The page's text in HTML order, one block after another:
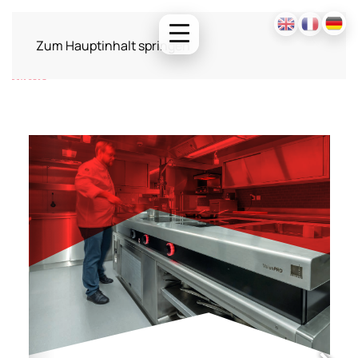
Zum Hauptinhalt springen